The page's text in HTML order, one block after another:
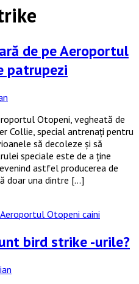
de pe Aeroportul
patrupezi
Otopeni, vegheată de
Collie, special antrenați pentru
să decoleze și să
speciale este de a ține
astfel producerea de
doar una dintre […]
bird strike -urile?